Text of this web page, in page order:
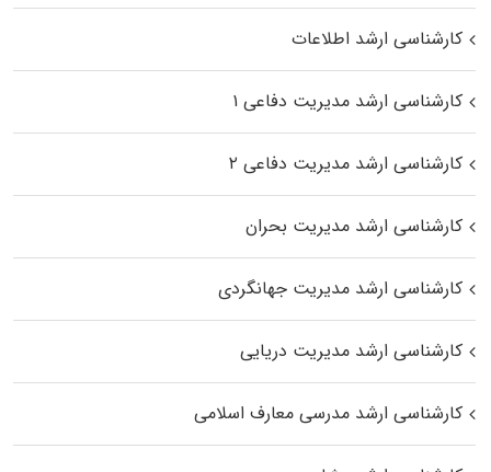
کارشناسی ارشد اطلاعات
کارشناسی ارشد مدیریت دفاعی ۱
کارشناسی ارشد مدیریت دفاعی ۲
کارشناسی ارشد مدیریت بحران
کارشناسی ارشد مدیریت جهانگردی
کارشناسی ارشد مدیریت دریایی
کارشناسی ارشد مدرسی معارف اسلامی